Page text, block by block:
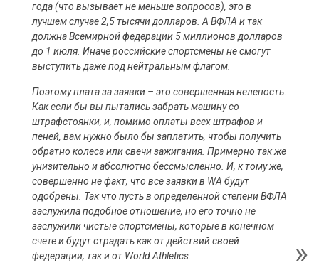
года (что вызывает не меньше вопросов), это в
лучшем случае 2,5 тысячи долларов. А ВФЛА и так
должна Всемирной федерации 5 миллионов долларов
до 1 июля. Иначе российские спортсмены не смогут
выступить даже под нейтральным флагом.
Поэтому плата за заявки – это совершенная нелепость.
Как если бы вы пытались забрать машину со
штрафстоянки, и, помимо оплаты всех штрафов и
пеней, вам нужно было бы заплатить, чтобы получить
обратно колеса или свечи зажигания. Примерно так же
унизительно и абсолютно бессмысленно. И, к тому же,
совершенно не факт, что все заявки в WA будут
одобрены. Так что пусть в определенной степени ВФЛА
заслужила подобное отношение, но его точно не
заслужили чистые спортсмены, которые в конечном
счете и будут страдать как от действий своей
федерации, так и от World Athletics.